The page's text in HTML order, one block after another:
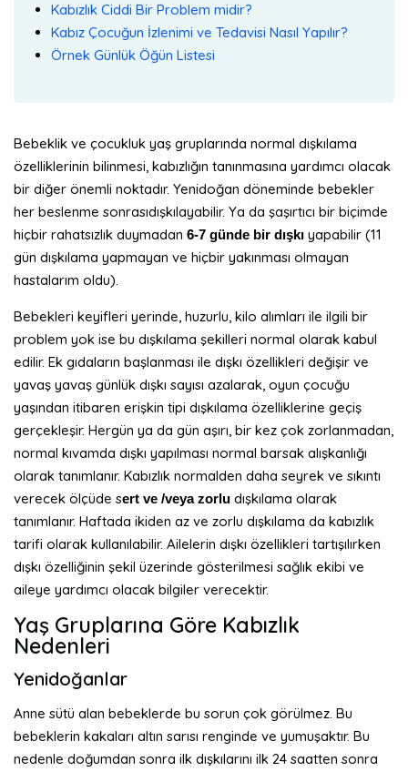
Kabızlık Ciddi Bir Problem midir?
Kabız Çocuğun İzlenimi ve Tedavisi Nasıl Yapılır?
Örnek Günlük Öğün Listesi
Bebeklik ve çocukluk yaş gruplarında normal dışkılama
özelliklerinin bilinmesi, kabızlığın tanınmasına yardımcı olacak
bir diğer önemli noktadır. Yenidoğan döneminde bebekler
her beslenme sonrasıdışkılayabilir. Ya da şaşırtıcı bir biçimde
hiçbir rahatsızlık duymadan 6-7 günde bir dışkı yapabilir (11
gün dışkılama yapmayan ve hiçbir yakınması olmayan
hastalarım oldu).
Bebekleri keyifleri yerinde, huzurlu, kilo alımları ile ilgili bir
problem yok ise bu dışkılama şekilleri normal olarak kabul
edilir. Ek gıdaların başlanması ile dışkı özellikleri değişir ve
yavaş yavaş günlük dışkı sayısı azalarak, oyun çocuğu
yaşından itibaren erişkin tipi dışkılama özelliklerine geçiş
gerçekleşir. Hergün ya da gün aşırı, bir kez çok zorlanmadan,
normal kıvamda dışkı yapılması normal barsak alışkanlığı
olarak tanımlanır. Kabızlık normalden daha seyrek ve sıkıntı
verecek ölçüde sert ve /veya zorlu dışkılama olarak
tanımlanır. Haftada ikiden az ve zorlu dışkılama da kabızlık
tarifi olarak kullanılabilir. Ailelerin dışkı özellikleri tartışılırken
dışkı özelliğinin şekil üzerinde gösterilmesi sağlık ekibi ve
aileye yardımcı olacak bilgiler verecektir.
Yaş Gruplarına Göre Kabızlık
Nedenleri
Yenidoğanlar
Anne sütü alan bebeklerde bu sorun çok görülmez. Bu
bebeklerin kakaları altın sarısı renginde ve yumuşaktır. Bu
nedenle doğumdan sonra ilk dışkılarını ilk 24 saatten sonra